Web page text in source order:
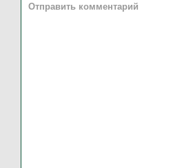
Отправить комментарий